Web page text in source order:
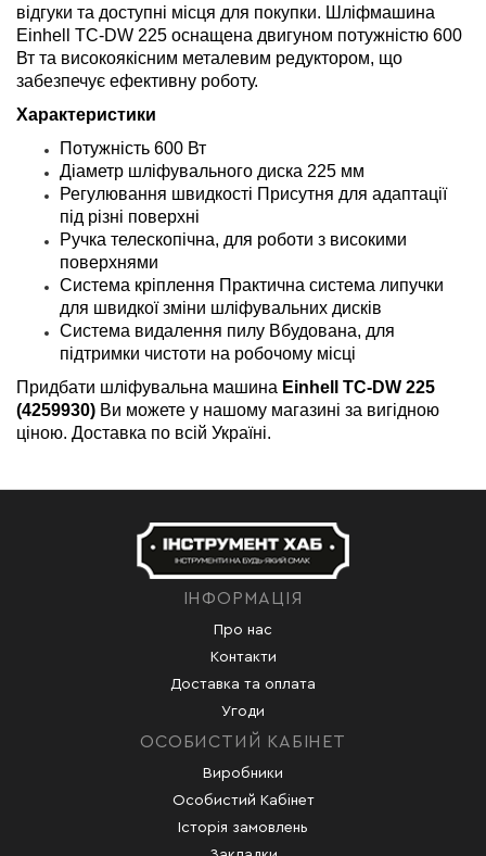
відгуки та доступні місця для покупки. Шліфмашина
Einhell TC-DW 225 оснащена двигуном потужністю 600
Вт та високоякісним металевим редуктором, що
забезпечує ефективну роботу.
Характеристики
Потужність 600 Вт
Діаметр шліфувального диска 225 мм
Регулювання швидкості Присутня для адаптації
під різні поверхні
Ручка телескопічна, для роботи з високими
поверхнями
Система кріплення Практична система липучки
для швидкої зміни шліфувальних дисків
Система видалення пилу Вбудована, для
підтримки чистоти на робочому місці
Придбати шліфувальна машина Einhell TC-DW 225
(4259930) Ви можете у нашому магазині за вигідною
ціною. Доставка по всій Україні.
ІНФОРМАЦІЯ
Про нас
Контакти
Доставка та оплата
Угоди
ОСОБИСТИЙ КАБІНЕТ
Виробники
Особистий Кабінет
Історія замовлень